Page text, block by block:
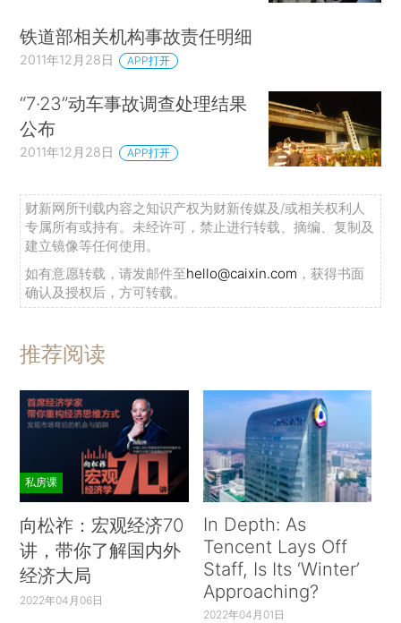
铁道部相关机构事故责任明细
2011年12月28日 APP打开
“7·23”动车事故调查处理结果
公布
2011年12月28日 APP打开
财新网所刊载内容之知识产权为财新传媒及/或相关权利人
专属所有或持有。未经许可，禁止进行转载、摘编、复制及
建立镜像等任何使用。
如有意愿转载，请发邮件至hello@caixin.com ，获得书面
确认及授权后，方可转载。
推荐阅读
私房课
向松祚：宏观经济70
讲，带你了解国内外
经济大局
2022年04月06日
In Depth: As
Tencent Lays Off
Staff, Is Its ‘Winter’
Approaching?
2022年04月01日